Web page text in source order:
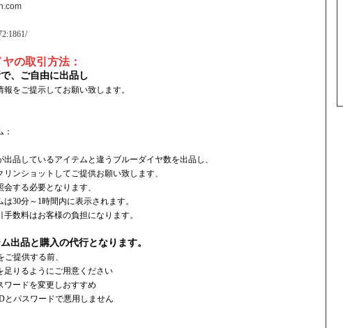
の取引方法：
、ご自由に出品し
をご提示してお願い致します。
出品しているアイテムと違うブルーダイヤ数を出品し、
ンショットしてご提供お願い致します、
する必要となります、
30分～1時間内に表示されます。
数料はお客様の負担になります。
出品と購入の代行となります。
提供する前、
足りるようにご用意ください
ワードを変更しおすすめ
とパスワードで悪用しません